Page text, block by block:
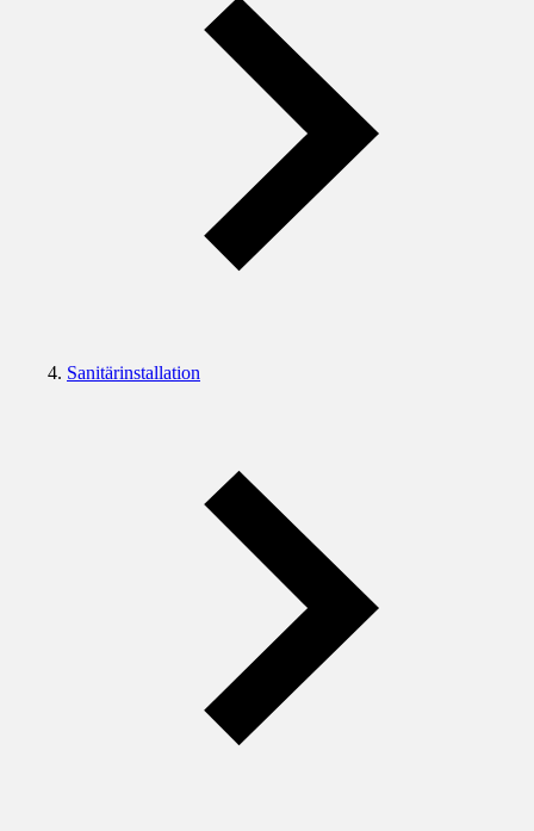
Sanitärinstallation